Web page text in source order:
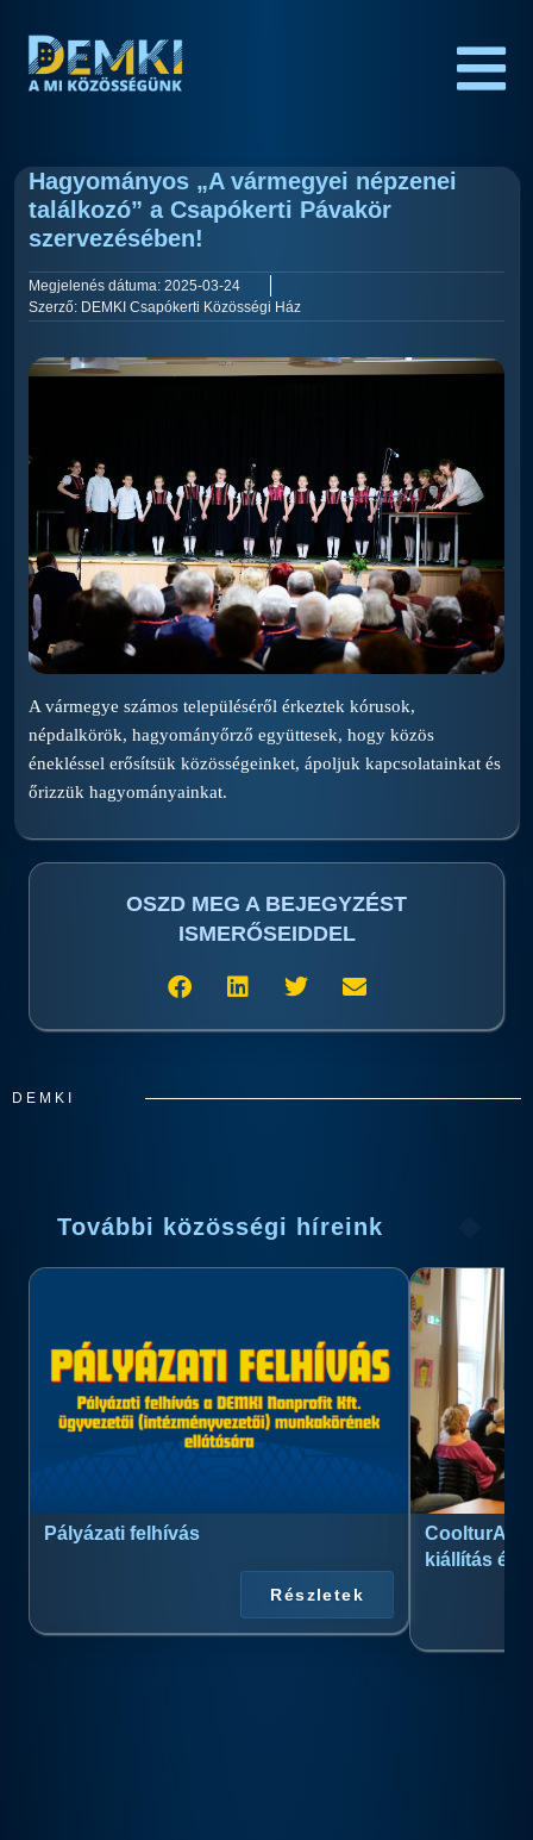
Hagyományos „A vármegyei népzenei
találkozó” a Csapókerti Pávakör
szervezésében!
Megjelenés dátuma: 2025-03-24
Szerző: DEMKI Csapókerti Közösségi Ház
A vármegye számos településéről érkeztek kórusok,
népdalkörök, hagyományőrző együttesek, hogy közös
énekléssel erősítsük közösségeinket, ápoljuk kapcsolatainkat és
őrizzük hagyományainkat.
OSZD MEG A BEJEGYZÉST
ISMERŐSEIDDEL
DEMKI
További közösségi híreink
Pályázati felhívás
Részletek
kiállítás és